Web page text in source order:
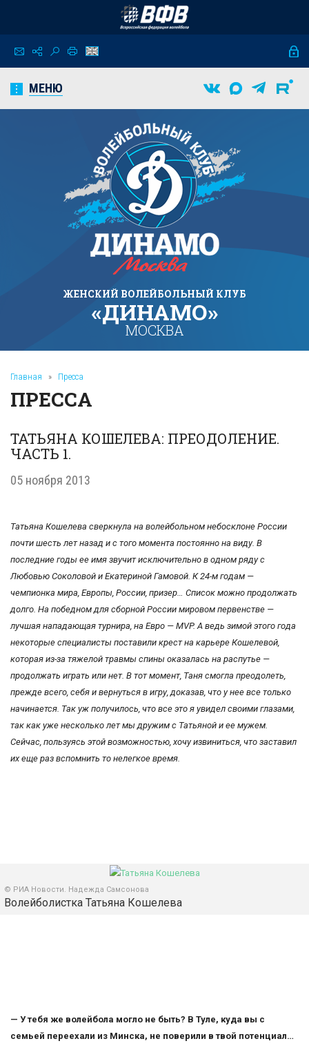
МЕНЮ
ЖЕНСКИЙ ВОЛЕЙБОЛЬНЫЙ КЛУБ
«ДИНАМО»
МОСКВА
Главная » Пресса
ПРЕССА
ТАТЬЯНА КОШЕЛЕВА: ПРЕОДОЛЕНИЕ.
ЧАСТЬ 1.
05 ноября 2013
Татьяна Кошелева сверкнула на волейбольном небосклоне России
почти шесть лет назад и с того момента постоянно на виду. В
последние годы ее имя звучит исключительно в одном ряду с
Любовью Соколовой и Екатериной Гамовой. К 24-м годам —
чемпионка мира, Европы, России, призер… Список можно продолжать
долго. На победном для сборной России мировом первенстве —
лучшая нападающая турнира, на Евро — MVP. А ведь зимой этого года
некоторые специалисты поставили крест на карьере Кошелевой,
которая из-за тяжелой травмы спины оказалась на распутье —
продолжать играть или нет. В тот момент, Таня смогла преодолеть,
прежде всего, себя и вернуться в игру, доказав, что у нее все только
начинается. Так уж получилось, что все это я увидел своими глазами,
так как уже несколько лет мы дружим с Татьяной и ее мужем.
Сейчас, пользуясь этой возможностью, хочу извиниться, что заставил
их еще раз вспомнить то нелегкое время.
© РИА Новости. Надежда Самсонова
Волейболистка Татьяна Кошелева
— У тебя же волейбола могло не быть? В Туле, куда вы с
семьей переехали из Минска, не поверили в твой потенциал…